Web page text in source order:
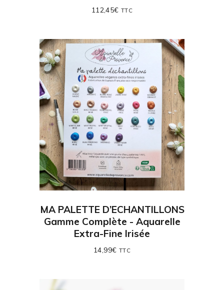
112,45€ TTC
MA PALETTE D’ECHANTILLONS
Gamme Complète - Aquarelle
Extra-Fine Irisée
14,99€ TTC